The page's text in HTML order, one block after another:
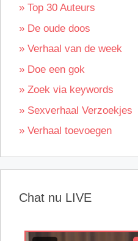
» Top 30 Auteurs
» De oude doos
» Verhaal van de week
» Doe een gok
» Zoek via keywords
» Sexverhaal Verzoekjes
» Verhaal toevoegen
Chat nu LIVE